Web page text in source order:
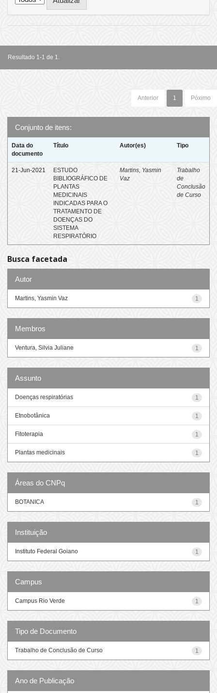
Resultado 1-1 de 1.
Anterior 1 Póximo
Conjunto de itens:
Data do
documento
Título Autor(es) Tipo
21-Jun-2021
ESTUDO
BIBLIOGRÁFICO DE
PLANTAS
MEDICINAIS
INDICADAS PARA O
TRATAMENTO DE
DOENÇAS DO
SISTEMA
RESPIRATÓRIO
Martins, Yasmin
Vaz
Trabalho
de
Conclusão
de Curso
Busca facetada
Autor
1
Martins, Yasmin Vaz
Membros
1
Ventura, Silvia Juliane
Assunto
1
Doenças respiratórias
1
Etnobotânica
1
Fitoterapia
1
Plantas medicinais
Áreas do CNPq
1
BOTANICA
Instituição
1
Instituto Federal Goiano
Campus
1
Campus Rio Verde
Tipo de Documento
1
Trabalho de Conclusão de Curso
Ano de Publicação